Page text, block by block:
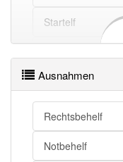
Startelf
Ausnahmen
Rechtsbehelf
Notbehelf